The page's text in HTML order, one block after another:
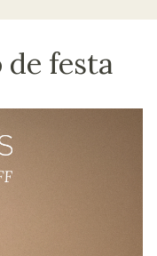
de festa